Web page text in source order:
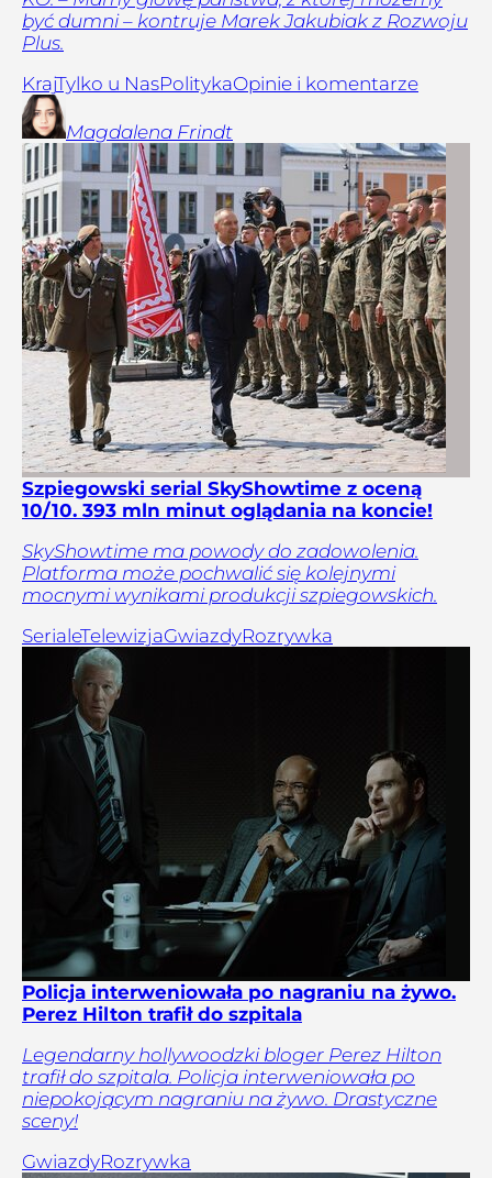
być dumni – kontruje Marek Jakubiak z Rozwoju
Plus.
KrajTylko u NasPolitykaOpinie i komentarze
Magdalena Frindt
Szpiegowski serial SkyShowtime z oceną
10/10. 393 mln minut oglądania na koncie!
SkyShowtime ma powody do zadowolenia.
Platforma może pochwalić się kolejnymi
mocnymi wynikami produkcji szpiegowskich.
SerialeTelewizjaGwiazdyRozrywka
Policja interweniowała po nagraniu na żywo.
Perez Hilton trafił do szpitala
Legendarny hollywoodzki bloger Perez Hilton
trafił do szpitala. Policja interweniowała po
niepokojącym nagraniu na żywo. Drastyczne
sceny!
GwiazdyRozrywka